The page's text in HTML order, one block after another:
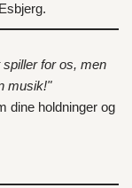
Esbjerg.
for os, men
musik!"
dine holdninger og